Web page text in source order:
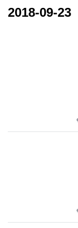
2018-09-23